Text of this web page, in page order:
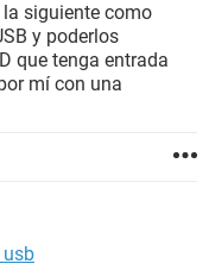
siguiente como
y poderlos
que tenga entrada
mí con una
usb